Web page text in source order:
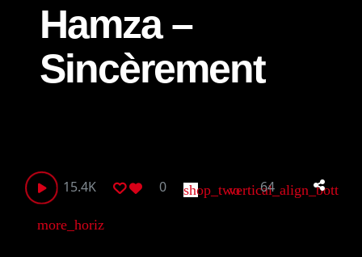
Hamza –
Sincèrement
15.4K 0 shop_twovertical_align_bottom
64
more_horiz